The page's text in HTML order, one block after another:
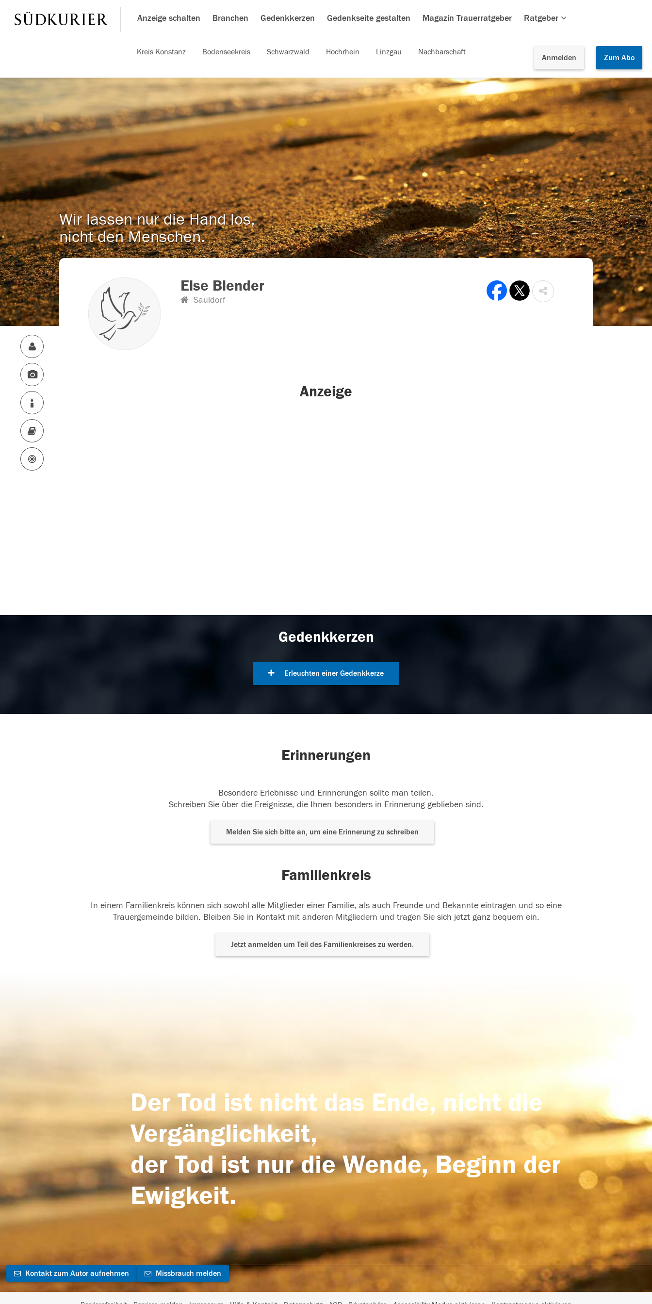
Anzeige schalten Branchen Gedenkkerzen Gedenkseite gestalten Magazin Trauerratgeber Ratgeber
Anmelden Zum Abo
Kreis Konstanz Bodenseekreis Schwarzwald Hochrhein Linzgau Nachbarschaft
Wir lassen nur die Hand los,
nicht den Menschen.
Else Blender
Sauldorf
Anzeige
Gedenkkerzen
Erleuchten einer Gedenkkerze
Erinnerungen
Besondere Erlebnisse und Erinnerungen sollte man teilen.
Schreiben Sie über die Ereignisse, die Ihnen besonders in Erinnerung geblieben sind.
Melden Sie sich bitte an, um eine Erinnerung zu schreiben
Familienkreis
In einem Familienkreis können sich sowohl alle Mitglieder einer Familie, als auch Freunde und Bekannte eintragen und so eine
Trauergemeinde bilden. Bleiben Sie in Kontakt mit anderen Mitgliedern und tragen Sie sich jetzt ganz bequem ein.
Jetzt anmelden um Teil des Familienkreises zu werden.
Der Tod ist nicht das Ende, nicht die
Vergänglichkeit,
der Tod ist nur die Wende, Beginn der
Ewigkeit.
Kontakt zum Autor aufnehmen Missbrauch melden